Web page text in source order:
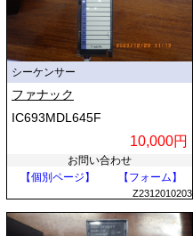
シーケンサー
ファナック
IC693MDL645F
10,000円
お問い合わせ
【個別ページ】
【フォーム】
Z2312010203